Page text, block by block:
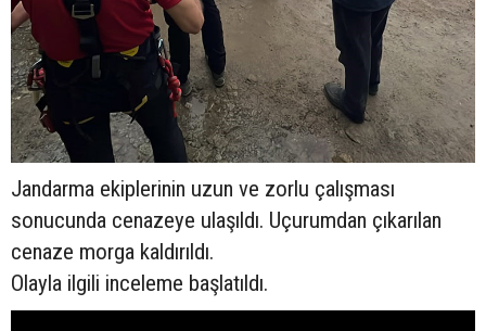
Jandarma ekiplerinin uzun ve zorlu çalışması
sonucunda cenazeye ulaşıldı. Uçurumdan çıkarılan
cenaze morga kaldırıldı.
Olayla ilgili inceleme başlatıldı.